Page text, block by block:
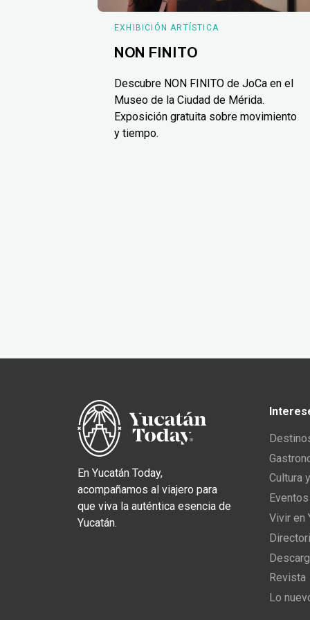
EXHIBICIÓN ARTÍSTICA
NON FINITO
Descubre NON FINITO de JoCa en el
Museo de la Ciudad de Mérida.
Exposición gratuita sobre movimiento
y tiempo.
En Yucatán Today,
acompañamos al viajero para
que viva la auténtica esencia de
Yucatán.
Cultura
Vivir en
Revista
Lo